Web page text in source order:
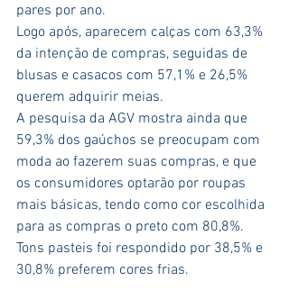
pares por ano.
Logo após, aparecem calças com 63,3%
da intenção de compras, seguidas de
blusas e casacos com 57,1% e 26,5%
querem adquirir meias.
A pesquisa da AGV mostra ainda que
59,3% dos gaúchos se preocupam com
moda ao fazerem suas compras, e que
os consumidores optarão por roupas
mais básicas, tendo como cor escolhida
para as compras o preto com 80,8%.
Tons pasteis foi respondido por 38,5% e
30,8% preferem cores frias.